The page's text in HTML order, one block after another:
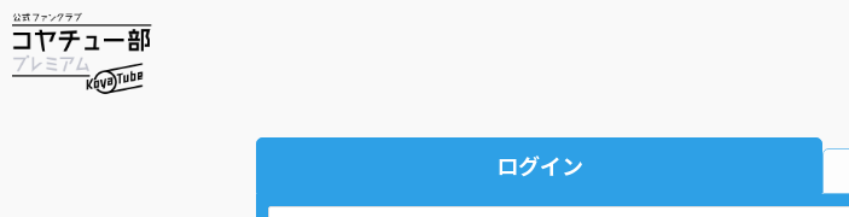
ログイン